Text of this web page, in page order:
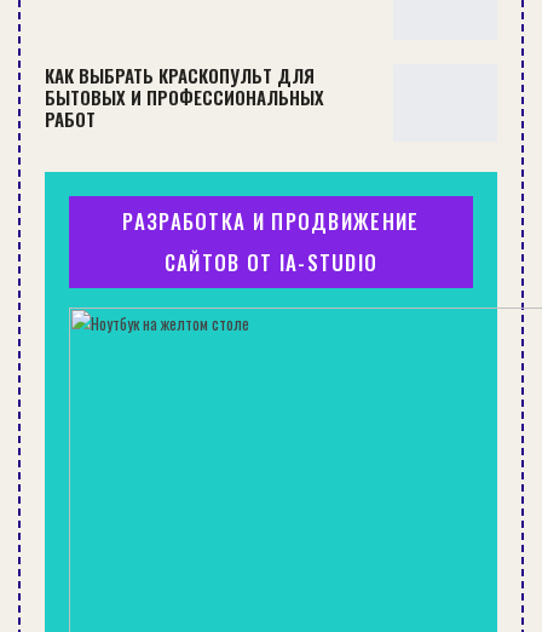
КАК СДЕЛАТЬ ВОРОТА СВОИМИ РУКАМИ: ВИДЫ ВОРОТ И
ОСОБЕННОСТИ…
БАНЯ
СТРОИТЕЛЬСТВО АНГАРА ЗА 1 МЕСЯЦ, РЕАЛЬНОСТЬ ИЛИ МИФ?
КАК ВЫБРАТЬ КРАСКОПУЛЬТ ДЛЯ
БЫТОВЫХ И ПРОФЕССИОНАЛЬНЫХ
РАБОТ
РАЗРАБОТКА И ПРОДВИЖЕНИЕ
САЙТОВ ОТ IA-STUDIO